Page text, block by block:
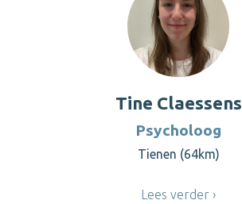
Tine Claessens
Psycholoog
Tienen (64km)
Lees verder